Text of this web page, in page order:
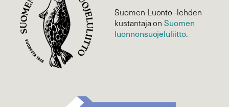
Suomen Luonto -lehden
kustantaja onSuomen
luonnonsuojelu­liitto.